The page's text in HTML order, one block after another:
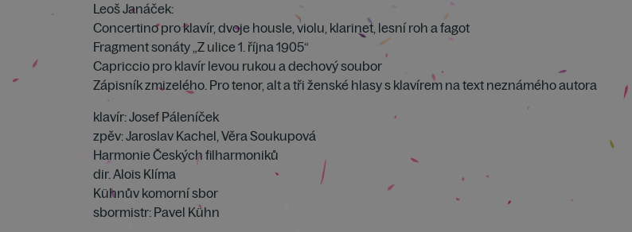
Leoš Janáček:
Concertino pro klavír, dvoje housle, violu, klarinet, lesní roh a fagot
Fragment sonáty „Z ulice 1. října 1905“
Capriccio pro klavír levou rukou a dechový soubor
Zápisník zmizelého. Pro tenor, alt a tři ženské hlasy s klavírem na text neznámého autora
klavír: Josef Páleníček
zpěv: Jaroslav Kachel, Věra Soukupová
Harmonie Českých filharmoniků
dir. Alois Klíma
Kühnův komorní sbor
sbormistr: Pavel Kühn